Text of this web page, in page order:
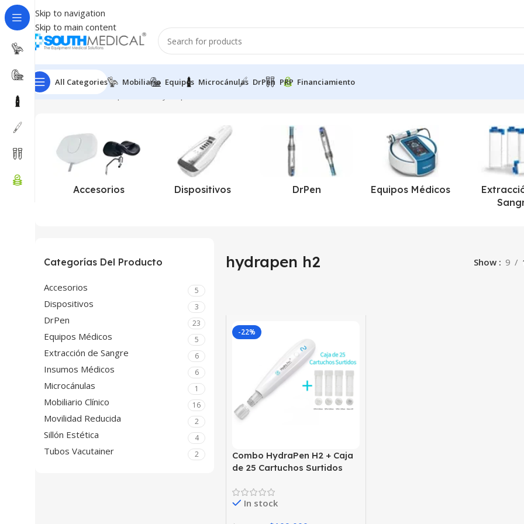
Skip to navigation
Skip to main content
All Categories Mobiliario Equipos Microcánulas DrPen PRP Financiamiento
Inicio Productos etiquetados “hydrapen h2”
Accesorios Dispositivos DrPen Equipos Médicos
Categorías Del Producto
Accesorios 5
Dispositivos 3
DrPen 23
Equipos Médicos 5
Extracción de Sangre 6
Insumos Médicos 6
Microcánulas 1
Mobiliario Clínico 16
Movilidad Reducida 2
Sillón Estética 4
Tubos Vacutainer 2
hydrapen h2 Show 9
-22%
Combo HydraPen H2 + Caja
de 25 Cartuchos Surtidos
In stock